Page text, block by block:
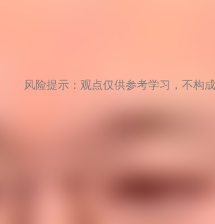
风险提示：观点仅供参考学习，不构